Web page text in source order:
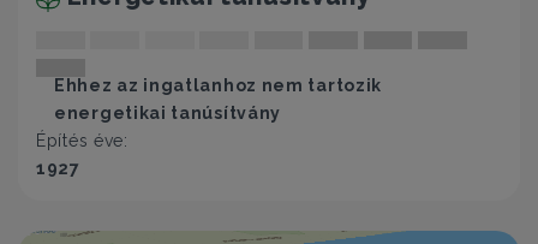
Ehhez az ingatlanhoz nem tartozik
energetikai tanúsítvány
Építés éve:
1927